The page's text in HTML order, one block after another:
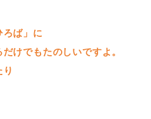
ろば」に
けでもたのしいですよ。